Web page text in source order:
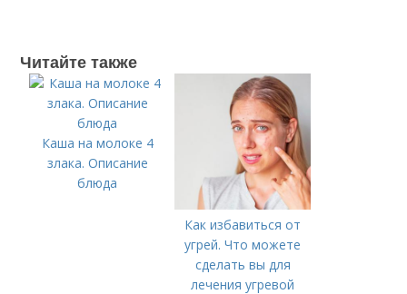
Читайте также
Каша на молоке 4
злака. Описание
блюда
Как избавиться от
угрей. Что можете
сделать вы для
лечения угревой